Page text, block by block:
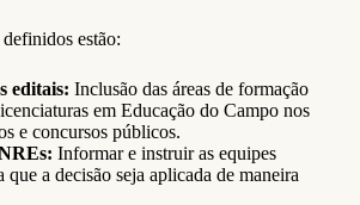
estão:
editais: Inclusão das áreas de formação
em Educação do Campo nos
e concursos públicos.
Informar e instruir as equipes
que a decisão seja aplicada de maneira